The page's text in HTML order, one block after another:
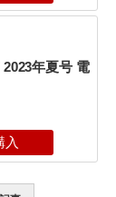
年夏号 電
入